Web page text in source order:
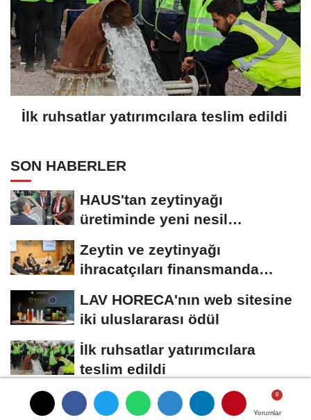
Yorumlar
Yorumlar
İlk ruhsatlar yatırımcılara teslim edildi
SON HABERLER
HAUS'tan zeytinyağı
üretiminde yeni nesil
Zeytin ve zeytinyağı
ihracatçıları finansmanda
LAV HORECA'nın web sitesine
iki uluslararası ödül
İlk ruhsatlar yatırımcılara
teslim edildi
TÜGİS, Gıda sanayisini
Yorumlar